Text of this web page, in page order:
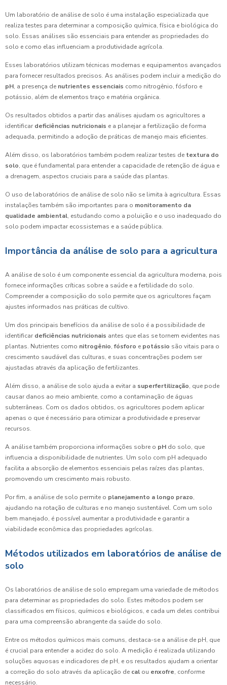
Um laboratório de análise de solo é uma instalação especializada que
realiza testes para determinar a composição química, física e biológica do
solo. Essas análises são essenciais para entender as propriedades do
solo e como elas influenciam a produtividade agrícola.
Esses laboratórios utilizam técnicas modernas e equipamentos avançados
para fornecer resultados precisos. As análises podem incluir a medição do
pH, a presença de nutrientes essenciais como nitrogênio, fósforo e
potássio, além de elementos traço e matéria orgânica.
Os resultados obtidos a partir das análises ajudam os agricultores a
identificar deficiências nutricionais e a planejar a fertilização de forma
adequada, permitindo a adoção de práticas de manejo mais eficientes.
Além disso, os laboratórios também podem realizar testes de textura do
solo, que é fundamental para entender a capacidade de retenção de água e
a drenagem, aspectos cruciais para a saúde das plantas.
O uso de laboratórios de análise de solo não se limita à agricultura. Essas
instalações também são importantes para o monitoramento da
qualidade ambiental, estudando como a poluição e o uso inadequado do
solo podem impactar ecossistemas e a saúde pública.
Importância da análise de solo para a agricultura
A análise de solo é um componente essencial da agricultura moderna, pois
fornece informações críticas sobre a saúde e a fertilidade do solo.
Compreender a composição do solo permite que os agricultores façam
ajustes informados nas práticas de cultivo.
Um dos principais benefícios da análise de solo é a possibilidade de
identificar deficiências nutricionais antes que elas se tornem evidentes nas
plantas. Nutrientes como nitrogênio, fósforo e potássio são vitais para o
crescimento saudável das culturas, e suas concentrações podem ser
ajustadas através da aplicação de fertilizantes.
Além disso, a análise de solo ajuda a evitar a superfertilização, que pode
causar danos ao meio ambiente, como a contaminação de águas
subterrâneas. Com os dados obtidos, os agricultores podem aplicar
apenas o que é necessário para otimizar a produtividade e preservar
recursos.
A análise também proporciona informações sobre o pH do solo, que
influencia a disponibilidade de nutrientes. Um solo com pH adequado
facilita a absorção de elementos essenciais pelas raízes das plantas,
promovendo um crescimento mais robusto.
Por fim, a análise de solo permite o planejamento a longo prazo,
ajudando na rotação de culturas e no manejo sustentável. Com um solo
bem manejado, é possível aumentar a produtividade e garantir a
viabilidade econômica das propriedades agrícolas.
Métodos utilizados em laboratórios de análise de
solo
Os laboratórios de análise de solo empregam uma variedade de métodos
para determinar as propriedades do solo. Estes métodos podem ser
classificados em físicos, químicos e biológicos, e cada um deles contribui
para uma compreensão abrangente da saúde do solo.
Entre os métodos químicos mais comuns, destaca-se a análise de pH, que
é crucial para entender a acidez do solo. A medição é realizada utilizando
soluções aquosas e indicadores de pH, e os resultados ajudam a orientar
a correção do solo através da aplicação de cal ou enxofre, conforme
necessário.